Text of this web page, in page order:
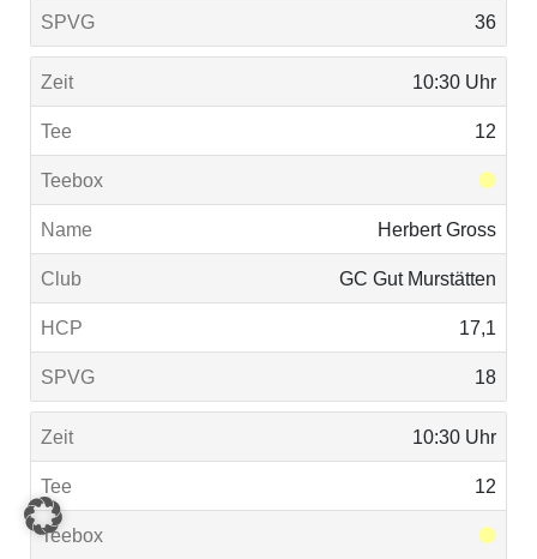
36
10:30 Uhr
12
Herbert Gross
GC Gut Murstätten
17,1
18
10:30 Uhr
12